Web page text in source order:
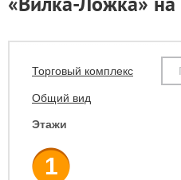
«Вилка-Ложка» на
Торговый комплекс
Общий вид
Этажи
1